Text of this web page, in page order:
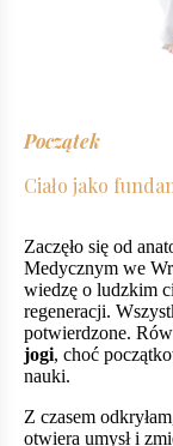
Początek
Ciało jako
Zaczęło się od
Medycznym we
wiedzę o ludzkim
regeneracji.
potwierdzone.
jogi, choć
nauki.
Z czasem
otwiera umysł i